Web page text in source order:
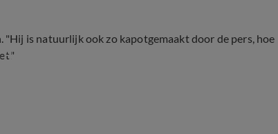
is natuurlijk ook zo kapotgemaakt door de pers, hoe
nu officieel voorbij